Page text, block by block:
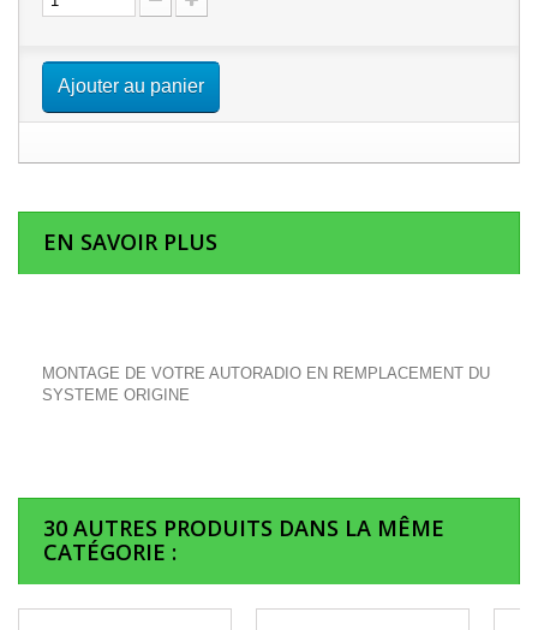
Ajouter au panier
EN SAVOIR PLUS
MONTAGE DE VOTRE AUTORADIO EN REMPLACEMENT DU
SYSTEME ORIGINE
30 AUTRES PRODUITS DANS LA MÊME
CATÉGORIE :